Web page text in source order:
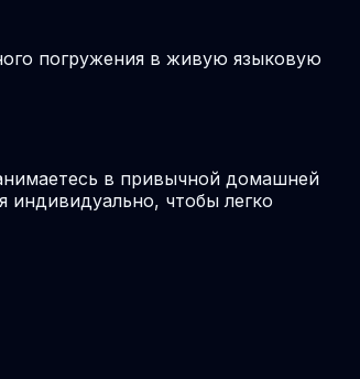
погружения в живую языковую
в привычной домашней
индивидуально, чтобы легко